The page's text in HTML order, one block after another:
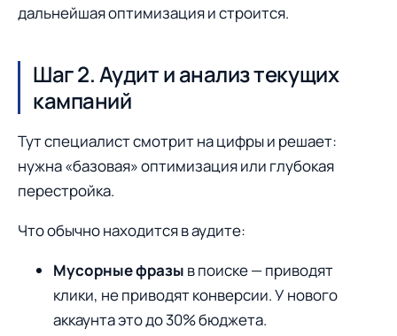
дальнейшая оптимизация и строится.
Шаг 2. Аудит и анализ текущих
кампаний
Тут специалист смотрит на цифры и решает:
нужна «базовая» оптимизация или глубокая
перестройка.
Что обычно находится в аудите:
Мусорные фразы в поиске — приводят
клики, не приводят конверсии. У нового
аккаунта это до 30% бюджета.